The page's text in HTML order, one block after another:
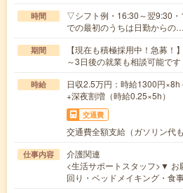
時間
▽シフト例・16:30～翌9:30・
での最初のうちは日勤からの…
期間
【現在も積極採用中！急募
～3日後の就業も相談可能です
時給
日収2.5万円：時給1300円×8h
+深夜割増（時給0.25×5h）
交通費
交通費全額支給（ガソリン代も
仕事内容
介護関連
<生活サポートスタッフ>▼
回り・ベッドメイキング・食